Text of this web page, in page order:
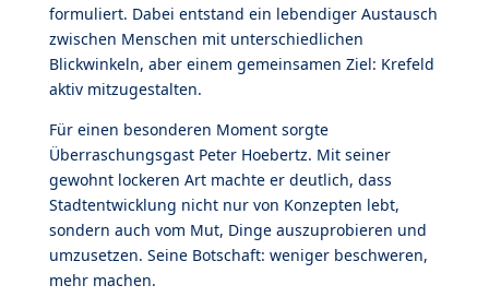
formuliert. Dabei entstand ein lebendiger Austausch
zwischen Menschen mit unterschiedlichen
Blickwinkeln, aber einem gemeinsamen Ziel: Krefeld
aktiv mitzugestalten.
Für einen besonderen Moment sorgte
Überraschungsgast Peter Hoebertz. Mit seiner
gewohnt lockeren Art machte er deutlich, dass
Stadtentwicklung nicht nur von Konzepten lebt,
sondern auch vom Mut, Dinge auszuprobieren und
umzusetzen. Seine Botschaft: weniger beschweren,
mehr machen.